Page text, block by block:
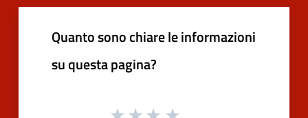
Quanto sono chiare le informazioni
su questa pagina?